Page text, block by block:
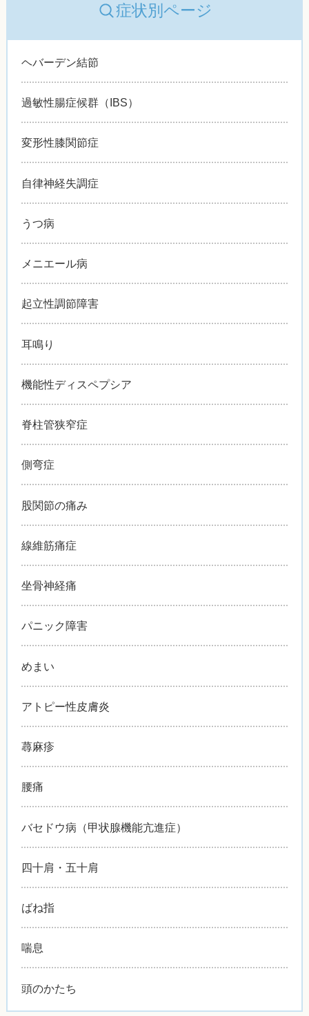
症状別ページ
ヘバーデン結節
過敏性腸症候群（IBS）
変形性膝関節症
自律神経失調症
うつ病
メニエール病
起立性調節障害
耳鳴り
機能性ディスペプシア
脊柱管狭窄症
側弯症
股関節の痛み
線維筋痛症
坐骨神経痛
パニック障害
めまい
アトピー性皮膚炎
蕁麻疹
腰痛
バセドウ病（甲状腺機能亢進症）
四十肩・五十肩
ばね指
喘息
頭のかたち